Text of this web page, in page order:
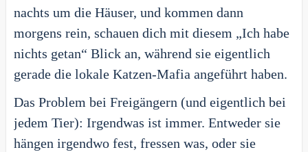
nachts um die Häuser, und kommen dann
morgens rein, schauen dich mit diesem „Ich habe
nichts getan“ Blick an, während sie eigentlich
gerade die lokale Katzen-Mafia angeführt haben.
Das Problem bei Freigängern (und eigentlich bei
jedem Tier): Irgendwas ist immer. Entweder sie
hängen irgendwo fest, fressen was, oder sie